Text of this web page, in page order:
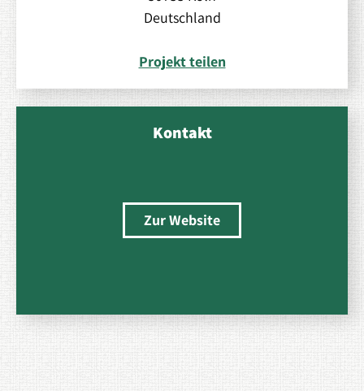
Deutschland
Projekt teilen
Kontakt
Zur Website